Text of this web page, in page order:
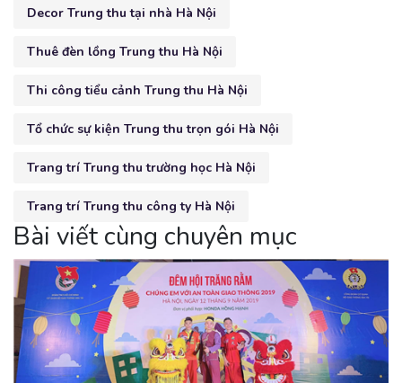
Decor Trung thu tại nhà Hà Nội
Thuê đèn lồng Trung thu Hà Nội
Thi công tiểu cảnh Trung thu Hà Nội
Tổ chức sự kiện Trung thu trọn gói Hà Nội
Trang trí Trung thu trường học Hà Nội
Trang trí Trung thu công ty Hà Nội
Bài viết cùng chuyên mục